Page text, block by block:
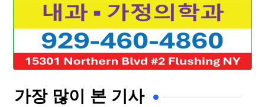
가장 많이 본 기사